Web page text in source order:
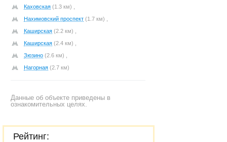
Каховская (1.3 км) ,
Нахимовский проспект (1.7 км) ,
Каширская (2.2 км) ,
Каширская (2.4 км) ,
Зюзино (2.6 км) ,
Нагорная (2.7 км)
Данные об объекте приведены в
ознакомительных целях.
Рейтинг: